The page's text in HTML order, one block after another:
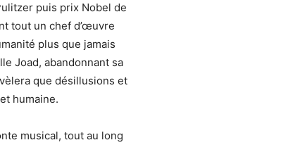
puis prix Nobel de
tout un chef d’œuvre
plus que jamais
Joad, abandonnant sa
que désillusions et
humaine.
musical, tout au long